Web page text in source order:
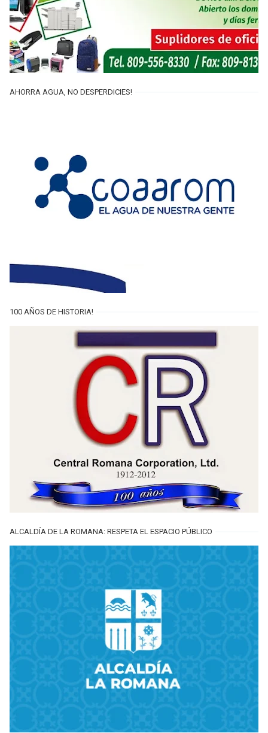
AHORRA AGUA, NO DESPERDICIES!
100 AÑOS DE HISTORIA!
ALCALDÍA DE LA ROMANA: RESPETA EL ESPACIO PÚBLICO